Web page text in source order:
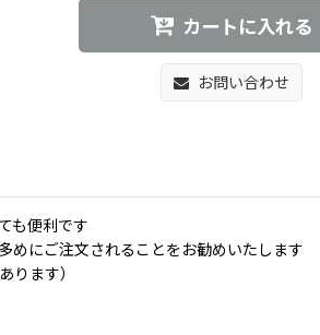
カートに入れる
お問い合わせ
も便利です
めにご注文されることをお勧めいたします
ります）